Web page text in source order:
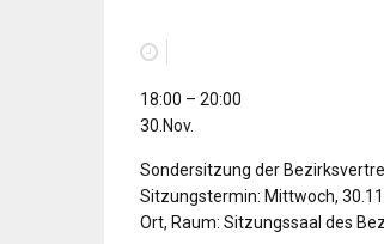
Sondersitzung
der
Aachen-
Eilendorf
18:00 – 20:00
30.Nov.
Sondersitzung der
Sitzungstermin: Mittwoch,
Ort, Raum: Sitzungssaal des